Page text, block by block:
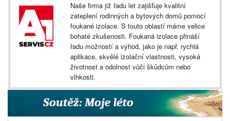
Naše firma již řadu let zajišťuje kvalitní
zateplení rodinných a bytových domů pomocí
foukané izolace. S touto oblastí máme velice
bohaté zkušenosti. Foukaná izolace přináší
řadu možností a výhod, jako je např. rychlá
aplikace, skvělé izolační vlastnosti, vysoká
životnost a odolnost vůči škůdcům nebo
vlhkosti.